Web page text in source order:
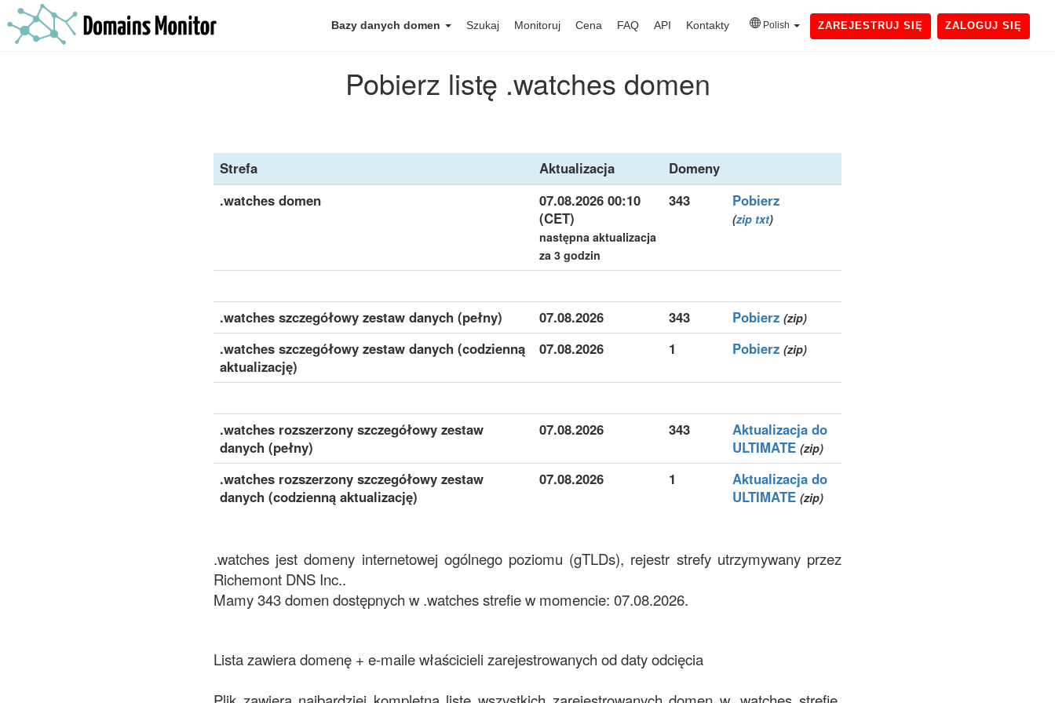
Bazy danych domen Szukaj Monitoruj Cena FAQ API Kontakty Polish ZAREJESTRUJ SIĘ ZALOGUJ SIĘ
Pobierz listę .watches domen
Strefa Aktualizacja
Domeny
.watches domen
07.08.2026 00:10
(CET)
następna aktualizacja
za 3 godzin
343 Pobierz
(zip txt)
.watches szczegółowy zestaw danych (pełny) 07.08.2026 343 Pobierz (zip)
.watches szczegółowy zestaw danych (codzienną
aktualizację)
07.08.2026 1 Pobierz (zip)
.watches rozszerzony szczegółowy zestaw
danych (pełny)
07.08.2026 343
Aktualizacja do
ULTIMATE (zip)
.watches rozszerzony szczegółowy zestaw
danych (codzienną aktualizację)
07.08.2026 1
Aktualizacja do
ULTIMATE (zip)
.watches jest domeny internetowej ogólnego poziomu (gTLDs), rejestr strefy utrzymywany przez
Richemont DNS Inc..
Mamy 343 domen dostępnych w .watches strefie w momencie: 07.08.2026.
Lista zawiera domenę + e-maile właścicieli zarejestrowanych od daty odcięcia